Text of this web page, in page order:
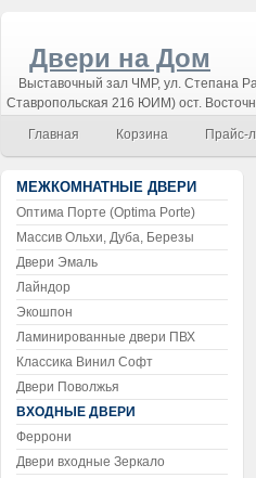
Двери на Дом
Выставочный зал ЧМР, ул. Степана
Ставропольская 216 ЮИМ) ост.
Главная Корзина Прайс-
МЕЖКОМНАТНЫЕ ДВЕРИ
Оптима Порте (Optima Porte)
Массив Ольхи, Дуба, Березы
Двери Эмаль
Лайндор
Экошпон
Ламинированные двери ПВХ
Классика Винил Софт
Двери Поволжья
ВХОДНЫЕ ДВЕРИ
Феррони
Двери входные Зеркало